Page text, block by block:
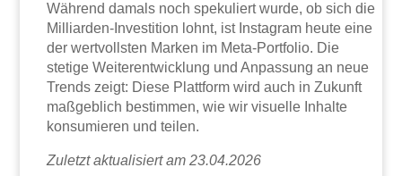
Während damals noch spekuliert wurde, ob sich die
Milliarden-Investition lohnt, ist Instagram heute eine
der wertvollsten Marken im Meta-Portfolio. Die
stetige Weiterentwicklung und Anpassung an neue
Trends zeigt: Diese Plattform wird auch in Zukunft
maßgeblich bestimmen, wie wir visuelle Inhalte
konsumieren und teilen.
Zuletzt aktualisiert am 23.04.2026